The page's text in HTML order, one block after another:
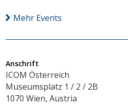
Mehr Events
Anschrift
ICOM Österreich
Museumsplatz 1 / 2 / 2B
1070 Wien, Austria